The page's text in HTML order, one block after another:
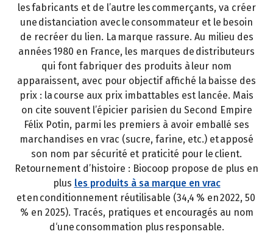
les fabricants et de l’autre les commerçants, va créer
une distanciation avec le consommateur et le besoin
de recréer du lien. La marque rassure. Au milieu des
années 1980 en France, les marques de distributeurs
qui font fabriquer des produits à leur nom
apparaissent, avec pour objectif affiché la baisse des
prix : la course aux prix imbattables est lancée. Mais
on cite souvent l’épicier parisien du Second Empire
Félix Potin, parmi les premiers à avoir emballé ses
marchandises en vrac (sucre, farine, etc.) et apposé
son nom par sécurité et praticité pour le client.
Retournement d’histoire : Biocoop propose de plus en
plus les produits à sa marque en vrac
et en conditionnement réutilisable (34,4 % en 2022, 50
% en 2025). Tracés, pratiques et encouragés au nom
d‘une consommation plus responsable.